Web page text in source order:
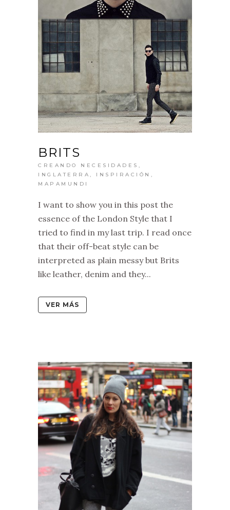
BRITS
CREANDO NECESIDADES ,
INGLATERRA , INSPIRACIÓN ,
MAPAMUNDI
I want to show you in this post the
essence of the London Style that I
tried to find in my last trip. I read once
that their off-beat style can be
interpreted as plain messy but Brits
like leather, denim and they...
VER MÁS